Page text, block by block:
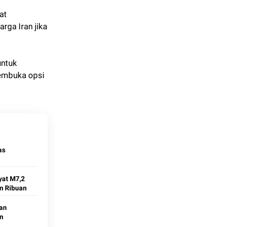
Iran jika
opsi
M7,2
Ribuan